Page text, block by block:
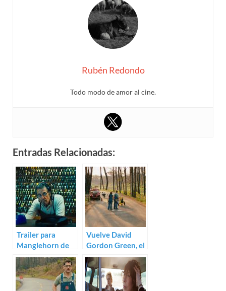
Rubén Redondo
Todo modo de amor al cine.
Entradas Relacionadas:
Trailer para
Manglehorn de
David Gordon
Green
Vuelve David
Gordon Green, el
de antes: trailer
de Prince
Avalanche